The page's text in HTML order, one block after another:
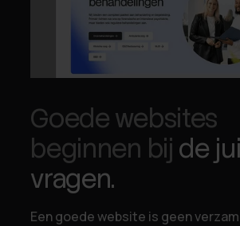
Goede websites
beginnen bij de
vragen.
Een goede website is geen